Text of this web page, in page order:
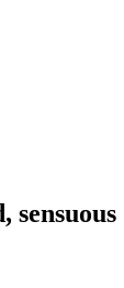
sensuous